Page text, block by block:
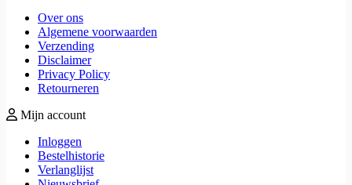
Over ons
Algemene voorwaarden
Verzending
Disclaimer
Privacy Policy
Retourneren
Mijn account
Inloggen
Bestelhistorie
Verlanglijst